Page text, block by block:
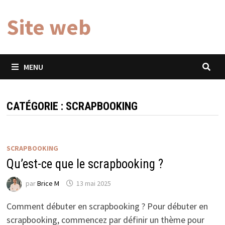
au
contenu
Site web
MENU
CATÉGORIE : SCRAPBOOKING
SCRAPBOOKING
Qu’est-ce que le scrapbooking ?
parBrice M 13 mai 2025
Comment débuter en scrapbooking ? Pour débuter en
scrapbooking, commencez par définir un thème pour